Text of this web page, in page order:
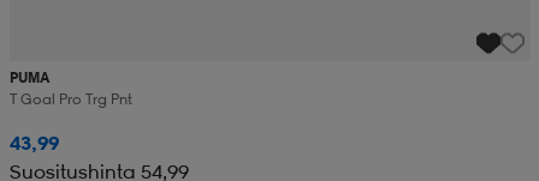
PUMA
T Goal Pro Trg Pnt
43,99
Suositushinta 54,99